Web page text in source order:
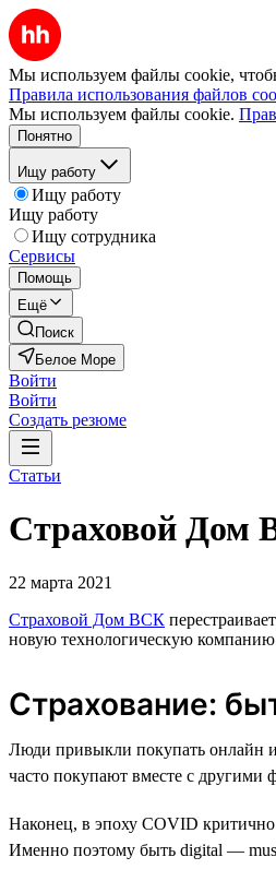
Мы используем файлы cookie,
Правила использования файлов
Мы используем файлы cookie.
Понятно
Ищу работу
Ищу работу
Ищу работу
Ищу сотрудника
Сервисы
Помощь
Ещё
Поиск
Белое Море
Войти
Войти
Создать резюме
Статьи
Страховой Дом
22 марта 2021
Страховой Дом ВСК
новую технологическую
Страхование:
Люди привыкли покупать онлайн и
часто покупают вместе с другими
Наконец, в эпоху COVID
Именно поэтому быть digital —